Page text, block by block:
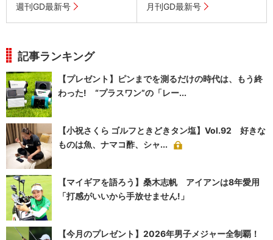
週刊GD最新号 月刊GD最新号
記事ランキング
【プレゼント】ピンまでを測るだけの時代は、もう終
わった! “プラスワン”の「レー...
【小祝さくら ゴルフときどきタン塩】Vol.92 好きな
ものは魚、ナマコ酢、シャ...
【マイギアを語ろう】桑木志帆 アイアンは8年愛用
「打感がいいから手放せません!」
【今月のプレゼント】2026年男子メジャー全制覇！